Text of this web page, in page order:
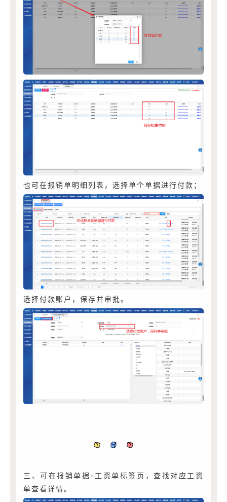
也可在报销单明细列表，选择单个单据进行付款；
选择付款账户，保存并审批。
三、可在报销单据-工资单标签页，查找对应工资
单查看详情。